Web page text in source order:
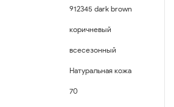
912345 dark brown
коричневый
всесезонный
Натуральная кожа
70